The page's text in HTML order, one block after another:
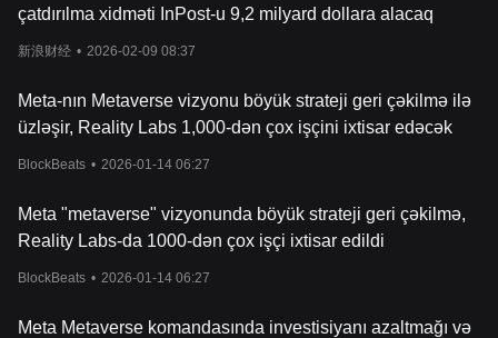
çatdırılma xidməti InPost-u 9,2 milyard dollara alacaq
新浪财经 • 2026-02-09 08:37
Meta-nın Metaverse vizyonu böyük strateji geri çəkilmə ilə
üzləşir, Reality Labs 1,000-dən çox işçini ixtisar edəcək
BlockBeats • 2026-01-14 06:27
Meta "metaverse" vizyonunda böyük strateji geri çəkilmə,
Reality Labs-da 1000-dən çox işçi ixtisar edildi
BlockBeats • 2026-01-14 06:27
Meta Metaverse komandasında investisiyanı azaltmağı və